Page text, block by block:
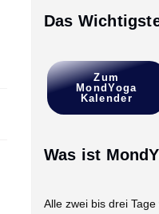
Das
Zum
MondYoga
Kalender
Was ist
Alle zwei bis drei